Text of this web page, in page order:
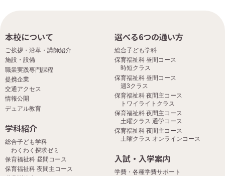
本校について
ご挨拶・沿革・講師紹介
施設・設備
職業実践専門課程
提携企業
交通アクセス
情報公開
デュアル教育
選べる6つの通い方
総合子ども学科
保育福祉科 昼間コース
時短クラス
保育福祉科 昼間コース
週3クラス
保育福祉科 夜間主コース
トワイライトクラス
保育福祉科 夜間主コース
土曜クラス 通学コース
保育福祉科 夜間主コース
土曜クラス オンラインコース
学科紹介
総合子ども学科
わくわく探求ゼミ
保育福祉科 昼間コース
保育福祉科 夜間主コース
入試・入学案内
学費・各種学費サポート